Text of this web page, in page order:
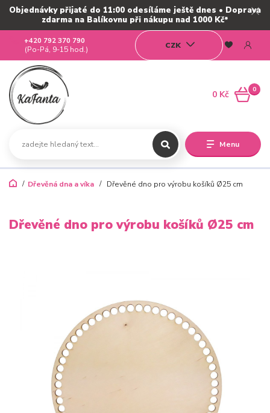
Objednávky přijaté do 11:00 odesíláme ještě dnes • Doprava
zdarma na Balíkovnu při nákupu nad 1000 Kč*
Menu
CZK
+420 792 370 790
(Po-Pá, 9-15 hod.)
0
0 Kč
Dřevěná dna a víka Dřevěné dno pro výrobu košíků Ø25 cm
Dřevěné dno pro výrobu košíků Ø25 cm